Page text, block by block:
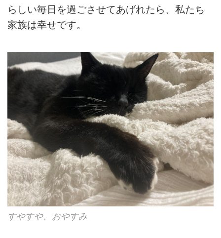
らしい毎日を過ごさせてあげれたら、私たち
家族は幸せです。
すやすや、おやすみ